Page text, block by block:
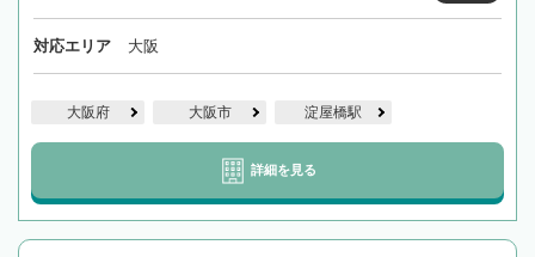
対応エリア 大阪
大阪府 大阪市 淀屋橋駅
詳細を見る